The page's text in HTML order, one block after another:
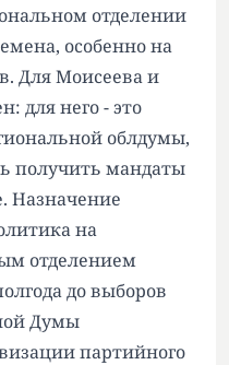
отделении
особенно на
Для Моисеева и
для него - это
облдумы,
получить мандаты
Назначение
на
отделением
до выборов
Думы
партийного